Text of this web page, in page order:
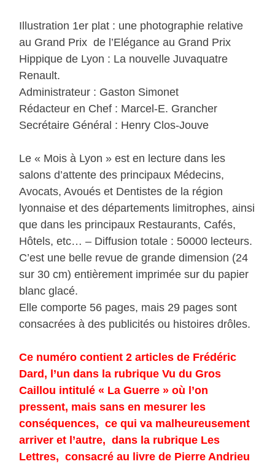
Illustration 1er plat : une photographie relative
au Grand Prix de l’Elégance au Grand Prix
Hippique de Lyon : La nouvelle Juvaquatre
Renault.
Administrateur : Gaston Simonet
Rédacteur en Chef : Marcel-E. Grancher
Secrétaire Général : Henry Clos-Jouve
Le « Mois à Lyon » est en lecture dans les
salons d’attente des principaux Médecins,
Avocats, Avoués et Dentistes de la région
lyonnaise et des départements limitrophes, ainsi
que dans les principaux Restaurants, Cafés,
Hôtels, etc… – Diffusion totale : 50000 lecteurs.
C’est une belle revue de grande dimension (24
sur 30 cm) entièrement imprimée sur du papier
blanc glacé.
Elle comporte 56 pages, mais 29 pages sont
consacrées à des publicités ou histoires drôles.
Ce numéro contient 2 articles de Frédéric
Dard, l’un dans la rubrique Vu du Gros
Caillou intitulé « La Guerre » où l’on
pressent, mais sans en mesurer les
conséquences, ce qui va malheureusement
arriver et l’autre, dans la rubrique Les
Lettres, consacré au livre de Pierre Andrieu